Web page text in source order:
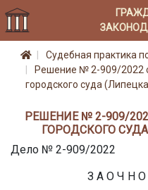
Судебная практика
Решение № 2-909/2022
городского суда
РЕШЕНИЕ № 2-909/
ГОРОДСКОГО
Дело № 2-909/2022
З А О Ч Н